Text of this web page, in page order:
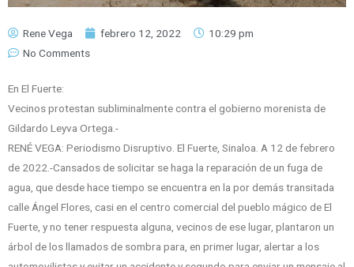
Rene Vega febrero 12, 2022
10:29 pm
No Comments
En El Fuerte:
Vecinos protestan subliminalmente contra el gobierno morenista de
Gildardo Leyva Ortega.-
RENÉ VEGA: Periodismo Disruptivo. El Fuerte, Sinaloa. A 12 de febrero
de 2022.-Cansados de solicitar se haga la reparación de un fuga de
agua, que desde hace tiempo se encuentra en la por demás transitada
calle Ángel Flores, casi en el centro comercial del pueblo mágico de El
Fuerte, y no tener respuesta alguna, vecinos de ese lugar, plantaron un
árbol de los llamados de sombra para, en primer lugar, alertar a los